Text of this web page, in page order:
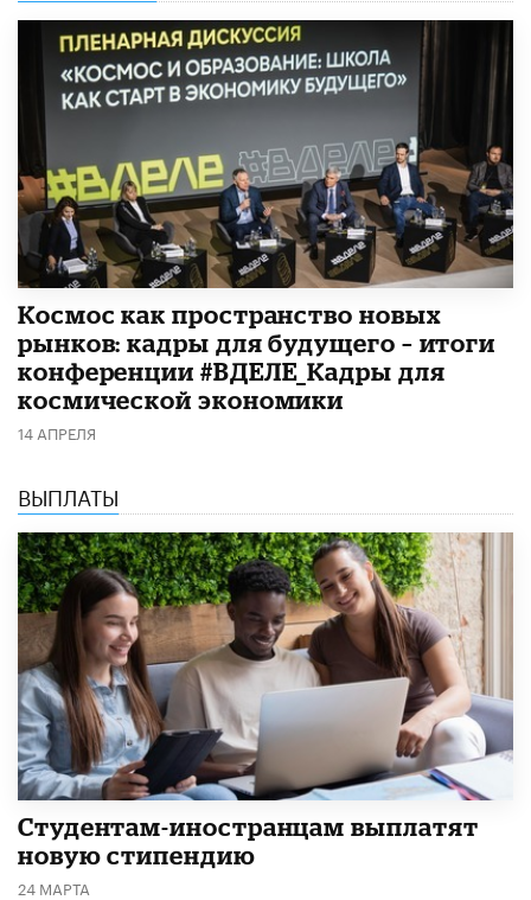
Космос как пространство новых
рынков: кадры для будущего – итоги
конференции #ВДЕЛЕ_Кадры для
космической экономики
14 АПРЕЛЯ
ВЫПЛАТЫ
Студентам-иностранцам выплатят
новую стипендию
24 МАРТА